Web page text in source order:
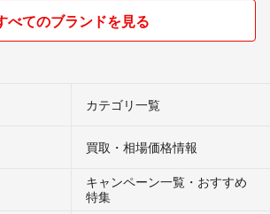
べてのブランドを見る
カテゴリ一覧
買取・相場価格情報
キャンペーン一覧・おすすめ
特集